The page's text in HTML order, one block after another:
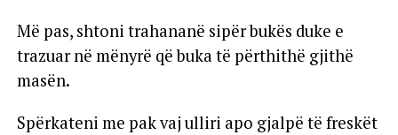
Më pas, shtoni trahananë sipër bukës duke e
trazuar në mënyrë që buka të përthithë gjithë
masën.
Spërkateni me pak vaj ulliri apo gjalpë të freskët